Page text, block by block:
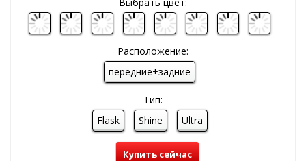
Расположение:
передние+задние
Тип:
Flask
Shine Ultra
Купить сейчас